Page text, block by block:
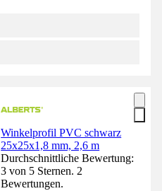
Winkelprofil PVC schwarz
25x25x1,8 mm, 2,6 m
Durchschnittliche Bewertung:
3 von 5 Sternen. 2
Bewertungen.